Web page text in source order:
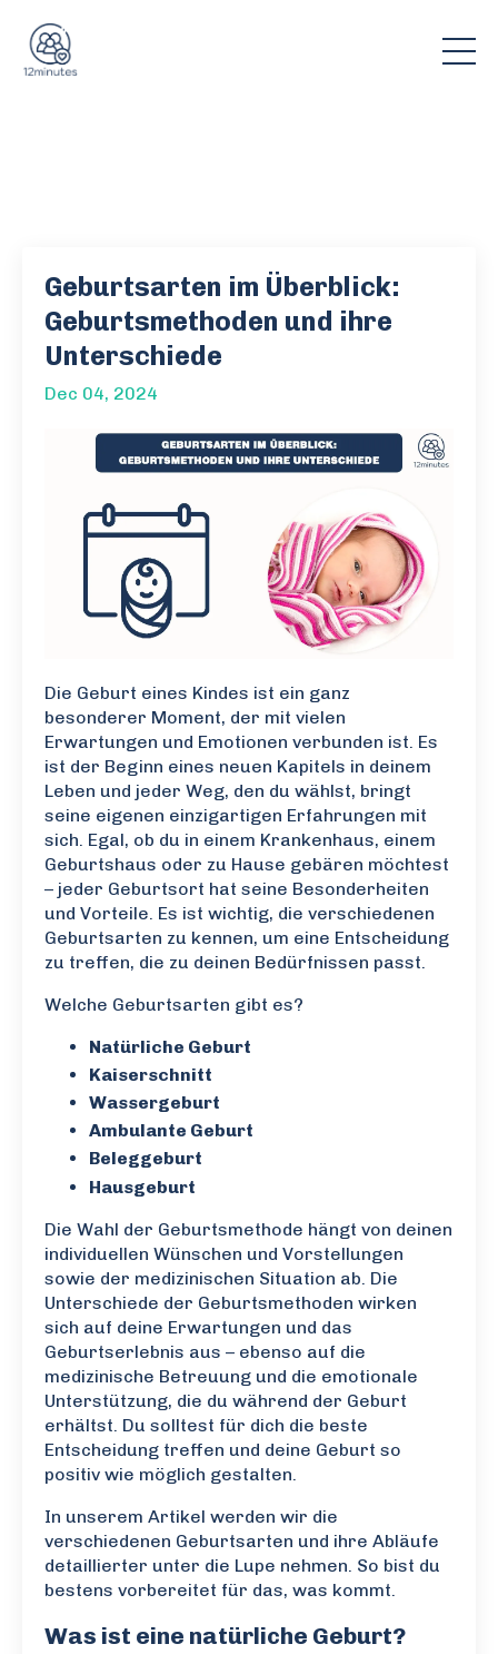
Geburtsarten im Überblick:
Geburtsmethoden und ihre
Unterschiede
Dec 04, 2024
Die Geburt eines Kindes ist ein ganz
besonderer Moment, der mit vielen
Erwartungen und Emotionen verbunden ist. Es
ist der Beginn eines neuen Kapitels in deinem
Leben und jeder Weg, den du wählst, bringt
seine eigenen einzigartigen Erfahrungen mit
sich. Egal, ob du in einem Krankenhaus, einem
Geburtshaus oder zu Hause gebären möchtest
– jeder Geburtsort hat seine Besonderheiten
und Vorteile. Es ist wichtig, die verschiedenen
Geburtsarten zu kennen, um eine Entscheidung
zu treffen, die zu deinen Bedürfnissen passt.
Welche Geburtsarten gibt es?
Natürliche Geburt
Kaiserschnitt
Wassergeburt
Ambulante Geburt
Beleggeburt
Hausgeburt
Die Wahl der Geburtsmethode hängt von deinen
individuellen Wünschen und Vorstellungen
sowie der medizinischen Situation ab. Die
Unterschiede der Geburtsmethoden wirken
sich auf deine Erwartungen und das
Geburtserlebnis aus – ebenso auf die
medizinische Betreuung und die emotionale
Unterstützung, die du während der Geburt
erhältst. Du solltest für dich die beste
Entscheidung treffen und deine Geburt so
positiv wie möglich gestalten.
In unserem Artikel werden wir die
verschiedenen Geburtsarten und ihre Abläufe
detaillierter unter die Lupe nehmen. So bist du
bestens vorbereitet für das, was kommt.
Was ist eine natürliche Geburt?